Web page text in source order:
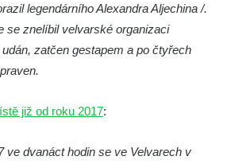
světové války na hřbitově
Václava ve Velešíně
MILES TO FREEDOM u
ve Velešíně
legendárního Alexandra Aljechina /.
se znelíbil velvarské organizaci
zatčen gestapem a po čtyřech
již od roku 2017:
ve dvanáct hodin se ve Velvarech v